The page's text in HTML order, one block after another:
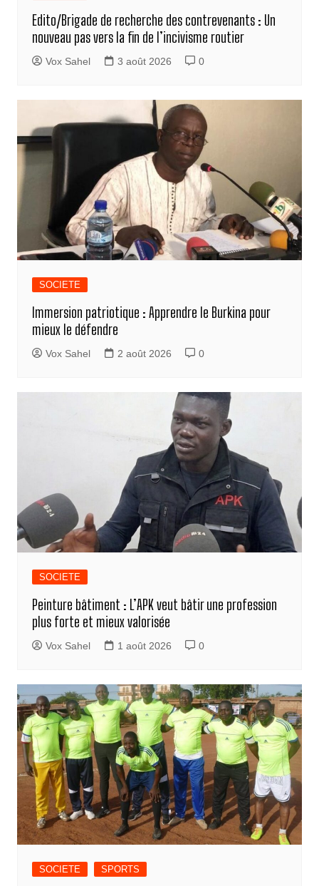
Edito/Brigade de recherche des contrevenants : Un
nouveau pas vers la fin de l’incivisme routier
Vox Sahel 3 août 2026 0
SOCIETE
Immersion patriotique : Apprendre le Burkina pour
mieux le défendre
Vox Sahel 2 août 2026 0
SOCIETE
Peinture bâtiment : L’APK veut bâtir une profession
plus forte et mieux valorisée
Vox Sahel 1 août 2026 0
SOCIETE SPORTS